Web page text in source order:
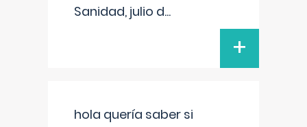
Sanidad, julio d...
+
hola quería saber si